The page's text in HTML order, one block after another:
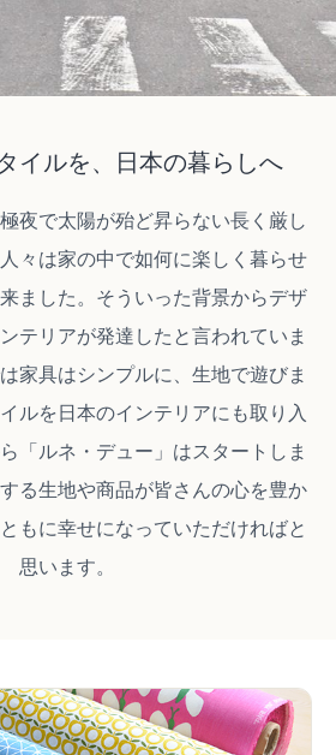
イルを、日本の暮らしへ
夜で太陽が殆ど昇らない長く厳し
々は家の中で如何に楽しく暮らせ
ました。そういった背景からデザ
テリアが発達したと言われていま
家具はシンプルに、生地で遊びま
ルを日本のインテリアにも取り入
「ルネ・デュー」はスタートしま
る生地や商品が皆さんの心を豊か
もに幸せになっていただければと
思います。